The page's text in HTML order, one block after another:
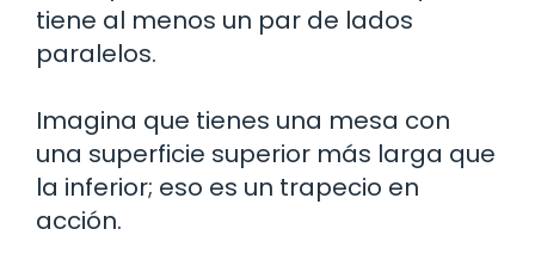
tiene al menos un par de lados
paralelos.
Imagina que tienes una mesa con
una superficie superior más larga que
la inferior; eso es un trapecio en
acción.